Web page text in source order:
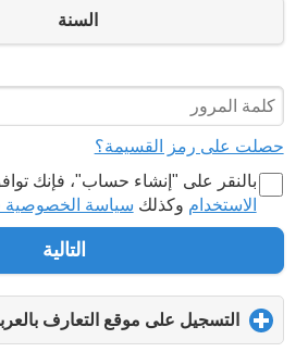
السنة
حصلت على رمز القسيمة؟
بالنقر على "‏إنشاء حساب‏"، فإنك
الاستخدام وكذلك سياسة الخصوصية
التالية
التسجيل على موقع التعارف